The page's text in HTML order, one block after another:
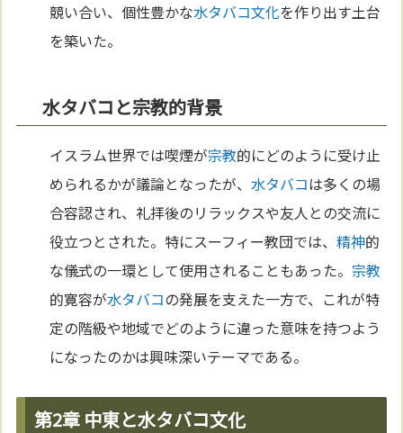
競い合い、個性豊かな水タバコ文化を作り出す土台
を築いた。
水タバコと宗教的背景
イスラム世界では喫煙が宗教的にどのように受け止
められるかが議論となったが、水タバコは多くの場
合容認され、礼拝後のリラックスや友人との交流に
役立つとされた。特にスーフィー教団では、精神的
な儀式の一環として使用されることもあった。 宗教
的寛容が水タバコの発展を支えた一方で、これが特
定の階級や地域でどのように違った意味を持つよう
になったのかは興味深いテーマである。
第2章 中東と水タバコ文化